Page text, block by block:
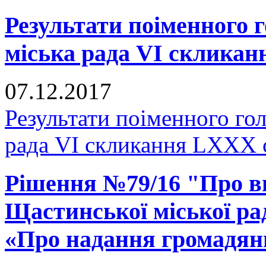
Результати
міська рада VI
07.12.2017
Результати поіменного
рада VI скликання LXXX
Рішення №79/16 "Про
Щастинської міської
«Про надання